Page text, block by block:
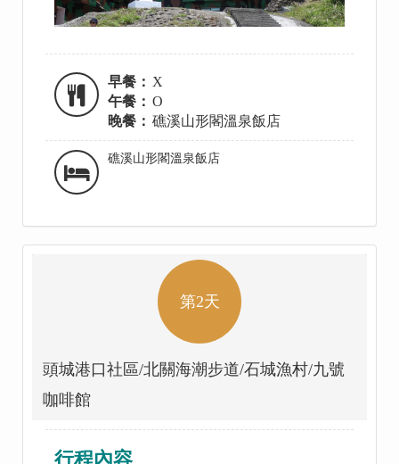
早餐： X
午餐： O
晚餐： 礁溪山形閣溫泉飯店
礁溪山形閣溫泉飯店
第2天
頭城港口社區/北關海潮步道/石城漁村/九號
咖啡館
行程內容